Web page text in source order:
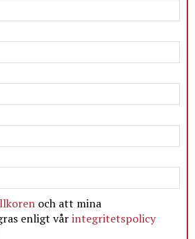
och att mina
enligt vårintegritetspolicy